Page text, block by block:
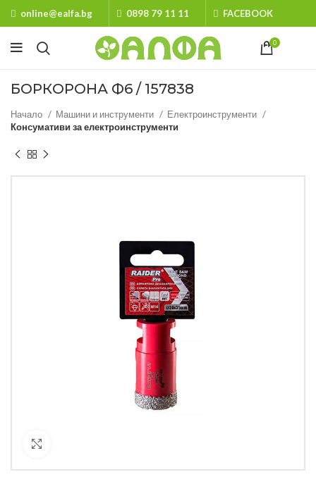
online@ealfa.bg 0898 79 11 11 FACEBOOK
0
БОРКОРОНА Ф6 / 157838
Начало Машини и инструменти
Електроинструменти
Консумативи за електроинструменти